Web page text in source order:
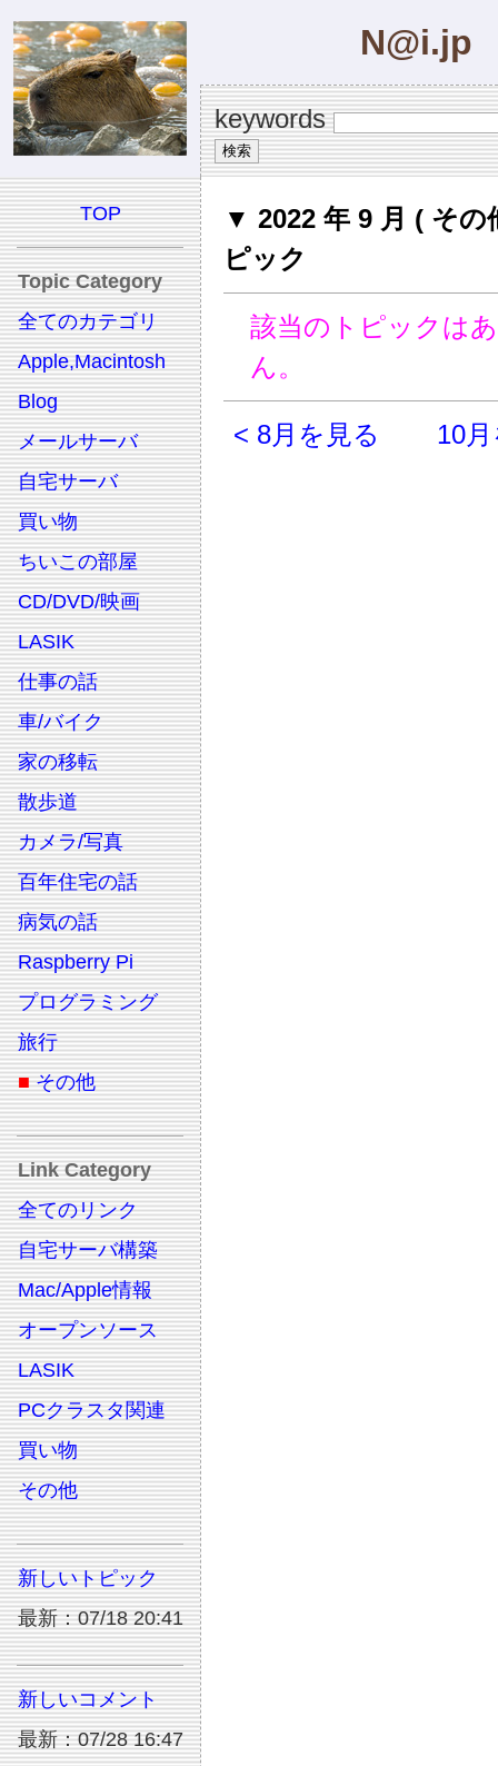
N@i.jp
keywords
TOP
Topic Category
全てのカテゴリ
Apple,Macintosh
Blog
メールサーバ
自宅サーバ
買い物
ちいこの部屋
CD/DVD/映画
LASIK
仕事の話
車/バイク
家の移転
散歩道
カメラ/写真
百年住宅の話
病気の話
Raspberry Pi
プログラミング
旅行
■ その他
Link Category
全てのリンク
自宅サーバ構築
Mac/Apple情報
オープンソース
LASIK
PCクラスタ関連
買い物
その他
新しいトピック
最新：07/18 20:41
新しいコメント
最新：07/28 16:47
▼ 2022 年 9 月 ( その
ピック
該当のトピックは
ん。
< 8月を見る 10